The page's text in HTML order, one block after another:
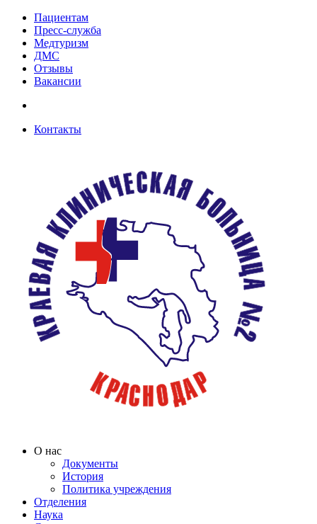
Пациентам
Пресс-служба
Медтуризм
ДМС
Отзывы
Вакансии
Контакты
О нас
Документы
История
Политика учреждения
Отделения
Наука